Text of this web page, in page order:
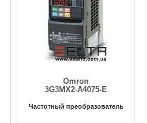
Omron
3G3MX2-A4075-E
Частотный преобразователь